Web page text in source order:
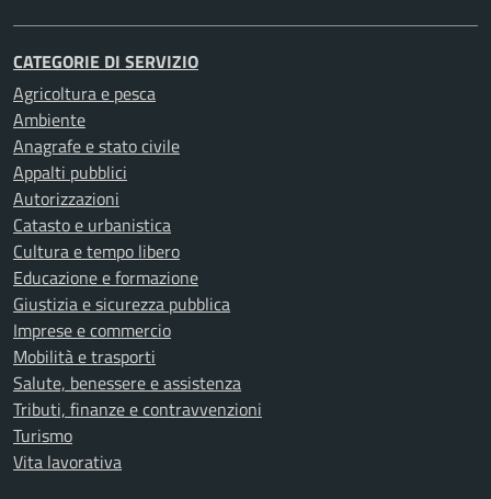
CATEGORIE DI SERVIZIO
Agricoltura e pesca
Ambiente
Anagrafe e stato civile
Appalti pubblici
Autorizzazioni
Catasto e urbanistica
Cultura e tempo libero
Educazione e formazione
Giustizia e sicurezza pubblica
Imprese e commercio
Mobilità e trasporti
Salute, benessere e assistenza
Tributi, finanze e contravvenzioni
Turismo
Vita lavorativa